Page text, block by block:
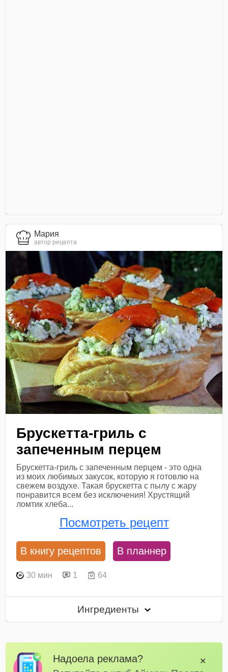
Мария
автор рецепта
Брускетта-гриль с
запеченным перцем
Брускетта-гриль с запеченным перцем - это одна
из моих любимых закусок, которую я готовлю на
свежем воздухе. Такая брускетта с пылу с жару
понравится всем без исключения! Хрустящий
ломтик хлеба...
Посмотреть рецепт
В книгу рецептов В планнер
30 мин 1 64
Ингредиенты
Надоела реклама? ✕